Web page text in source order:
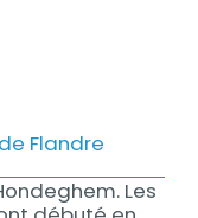
Flandre
Les